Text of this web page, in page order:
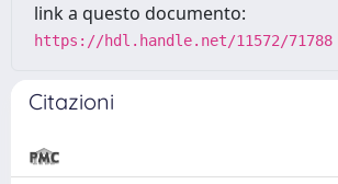
link a questo documento:
https://hdl.handle.net/11572/71788
Citazioni